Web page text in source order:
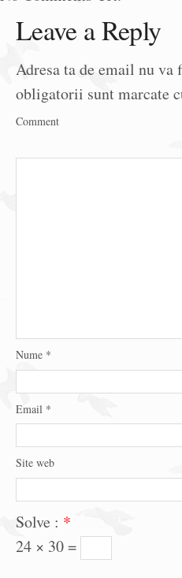
Leave a Reply
Adresa ta de email nu va
obligatorii sunt marcate
Comment
Nume *
Email *
Site web
Solve : *
24 × 30 =